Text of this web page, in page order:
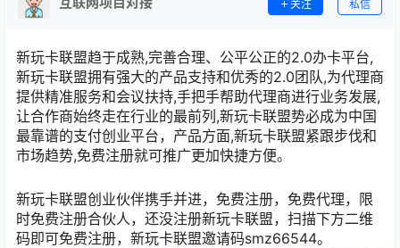
关注 私信
新玩卡联盟趋于成熟,完善合理、公平公正的2.0办卡平台,
新玩卡联盟拥有强大的产品支持和优秀的2.0团队,为代理商
提供精准服务和会议扶持,手把手帮助代理商进行业务发展,
让合作商始终走在行业的最前列,新玩卡联盟势必成为中国
最靠谱的支付创业平台，产品方面,新玩卡联盟紧跟步伐和
市场趋势,免费注册就可推广更加快捷方便。
新玩卡联盟创业伙伴携手并进，免费注册，免费代理，限
时免费注册合伙人，还没注册新玩卡联盟，扫描下方二维
码即可免费注册，新玩卡联盟邀请码smz66544。